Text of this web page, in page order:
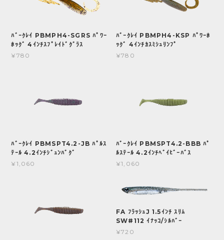
ﾊﾞｰｸﾚｲ PBMPH4-SGRS ﾊﾟﾜｰ
ﾎｯｸﾞ 4ｲﾝﾁｽﾌﾟﾚｲﾄﾞｸﾞﾗｽ
¥780
ﾊﾞｰｸﾚｲ PBMPH4-KSP ﾊﾟﾜｰﾎ
ｯｸﾞ 4ｲﾝﾁｶｽﾐｼｭﾘﾝﾌﾟ
¥780
ﾊﾞｰｸﾚｲ PBMSPT4.2-JB ﾊﾟﾙｽ
ﾃｰﾙ 4.2ｲﾝﾁｼﾞｭﾝﾊﾞｸﾞ
¥1,060
ﾊﾞｰｸﾚｲ PBMSPT4.2-BBB ﾊﾟ
ﾙｽﾃｰﾙ 4.2ｲﾝﾁﾍﾞｲﾋﾞｰﾊﾞｽ
¥1,060
FA ﾌﾗｯｼｭJ 1.5ｲﾝﾁ ｽﾘﾑ
SW#112 ｲﾅｯｺ/ｼﾙﾊﾞｰ
¥720